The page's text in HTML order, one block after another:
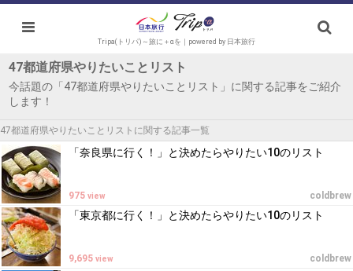
Tripa(トリパ)～旅に＋αを｜powered by 日本旅行
47都道府県やりたいことリスト
今話題の「47都道府県やりたいことリスト」に関する記事をご紹介
します！
47都道府県やりたいことリストに関する記事一覧
「奈良県に行く！」と決めたらやりたい10のリスト
coldbrew
975 view
「東京都に行く！」と決めたらやりたい10のリスト
coldbrew
9,695 view